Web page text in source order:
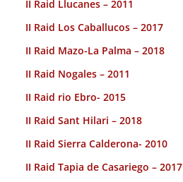
II Raid Llucanes – 2011
II Raid Los Caballucos – 2017
II Raid Mazo-La Palma – 2018
II Raid Nogales – 2011
II Raid rio Ebro- 2015
II Raid Sant Hilari – 2018
II Raid Sierra Calderona- 2010
II Raid Tapia de Casariego – 2017